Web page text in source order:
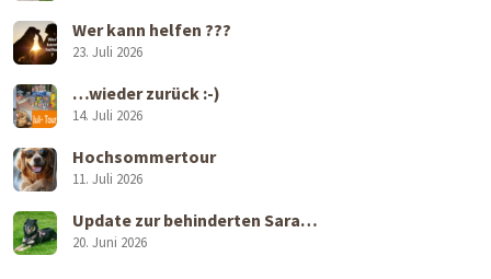
Wer kann helfen ???
23. Juli 2026
…wieder zurück :-)
14. Juli 2026
Hochsommertour
11. Juli 2026
Update zur behinderten Sara…
20. Juni 2026